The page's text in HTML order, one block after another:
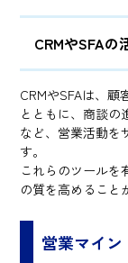
CRMやSFAの
CRMやSFAは、顧
とともに、商談の
など、営業活動を
す。
これらのツールを
の質を高めること
営業マイ